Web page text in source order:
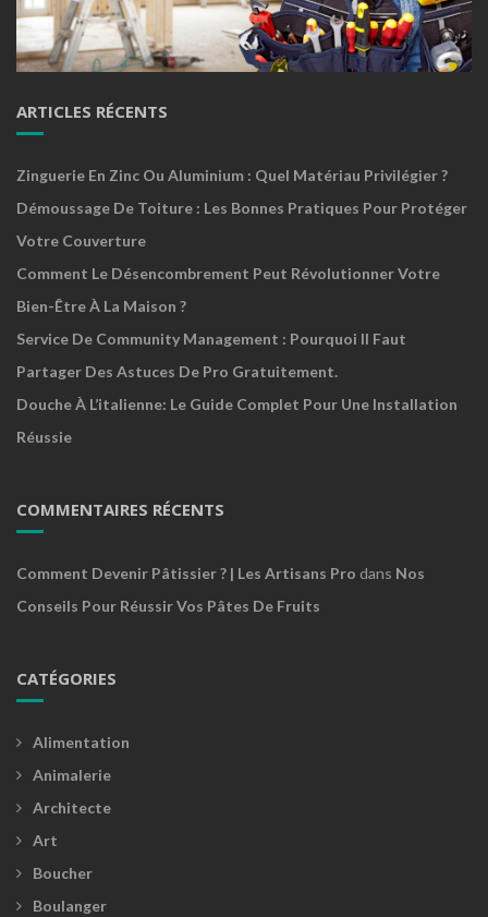
ARTICLES RÉCENTS
Zinguerie En Zinc Ou Aluminium : Quel Matériau Privilégier ?
Démoussage De Toiture : Les Bonnes Pratiques Pour Protéger
Votre Couverture
Comment Le Désencombrement Peut Révolutionner Votre
Bien-Être À La Maison ?
Service De Community Management : Pourquoi Il Faut
Partager Des Astuces De Pro Gratuitement.
Douche À L’italienne: Le Guide Complet Pour Une Installation
Réussie
COMMENTAIRES RÉCENTS
Comment Devenir Pâtissier ? | Les Artisans Pro dans Nos
Conseils Pour Réussir Vos Pâtes De Fruits
CATÉGORIES
Alimentation
Animalerie
Architecte
Art
Boucher
Boulanger